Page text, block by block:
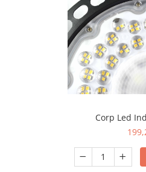
Aparataj şi accesorii
Aparataj şi accesorii
Alimentatoare/Drivere
Bară alimentare nul
Cablu electric, canal cablu
Corp Led